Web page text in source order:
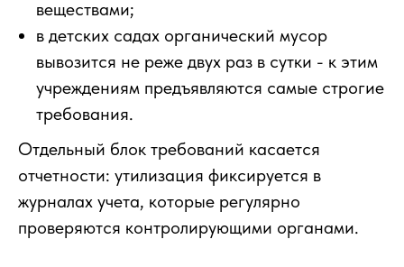
веществами;
в детских садах органический мусор
вывозится не реже двух раз в сутки - к этим
учреждениям предъявляются самые строгие
требования.
Отдельный блок требований касается
отчетности: утилизация фиксируется в
журналах учета, которые регулярно
проверяются контролирующими органами.